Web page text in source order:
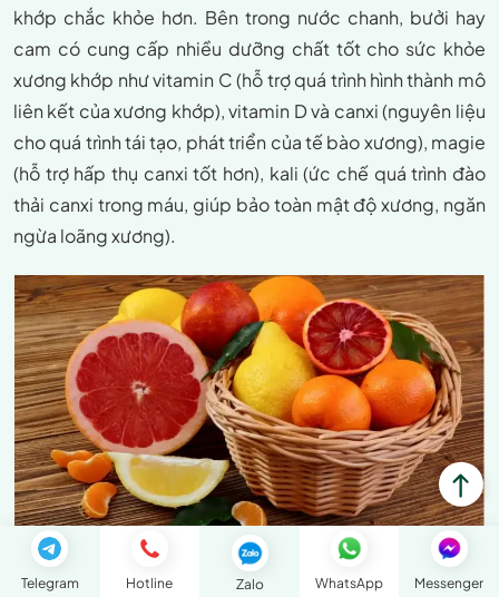
khớp chắc khỏe hơn. Bên trong nước chanh, bưởi hay
cam có cung cấp nhiều dưỡng chất tốt cho sức khỏe
xương khớp như vitamin C (hỗ trợ quá trình hình thành mô
liên kết của xương khớp), vitamin D và canxi (nguyên liệu
cho quá trình tái tạo, phát triển của tế bào xương), magie
(hỗ trợ hấp thụ canxi tốt hơn), kali (ức chế quá trình đào
thải canxi trong máu, giúp bảo toàn mật độ xương, ngăn
ngừa loãng xương).
Messenger
WhatsApp
Zalo
Hotline
Telegram